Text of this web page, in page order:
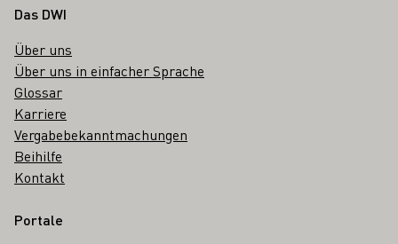
Fußbereich
Das DWI
Über uns
Über uns in einfacher Sprache
Glossar
Karriere
Vergabebekanntmachungen
Beihilfe
Kontakt
Portale